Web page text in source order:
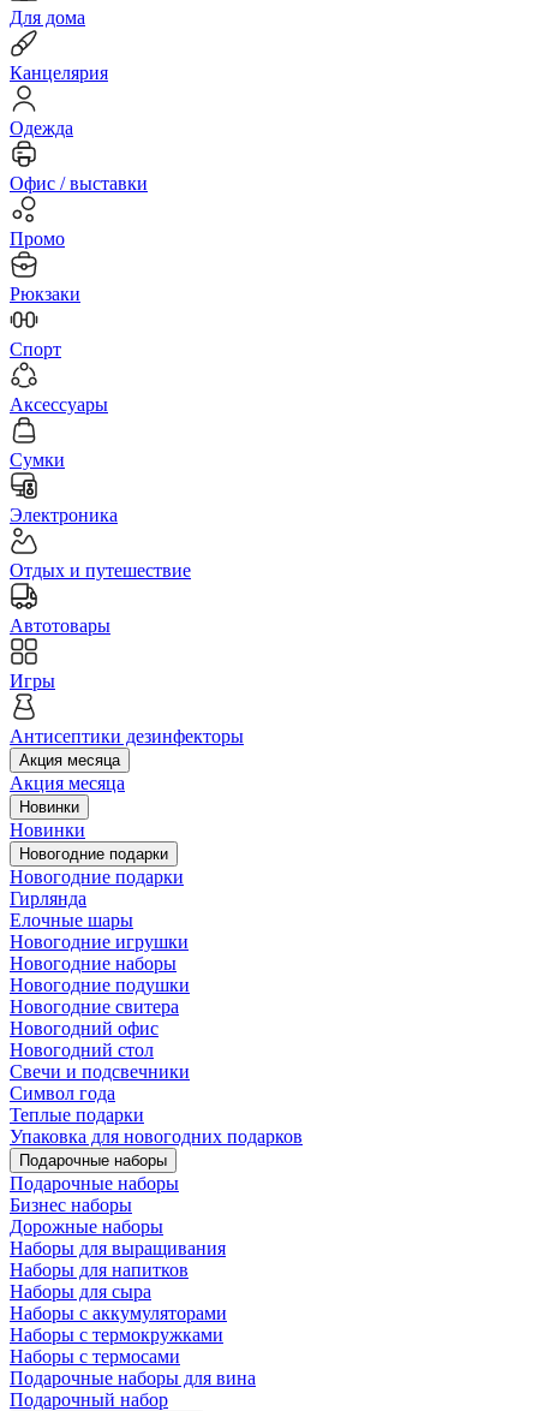
Для дома
Канцелярия
Одежда
Офис / выставки
Промо
Рюкзаки
Спорт
Аксессуары
Сумки
Электроника
Отдых и путешествие
Автотовары
Игры
Антисептики дезинфекторы
Акция месяца
Акция месяца
Новинки
Новинки
Новогодние подарки
Новогодние подарки
Гирлянда
Елочные шары
Новогодние игрушки
Новогодние наборы
Новогодние подушки
Новогодние свитера
Новогодний офис
Новогодний стол
Свечи и подсвечники
Символ года
Теплые подарки
Упаковка для новогодних подарков
Подарочные наборы
Подарочные наборы
Бизнес наборы
Дорожные наборы
Наборы для выращивания
Наборы для напитков
Наборы для сыра
Наборы с аккумуляторами
Наборы с термокружками
Наборы с термосами
Подарочные наборы для вина
Подарочный набор